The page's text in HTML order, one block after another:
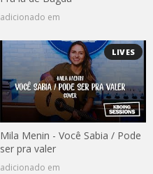
adicionado em
LIVES
Mila Menin - Você Sabia / Pode
ser pra valer
adicionado em